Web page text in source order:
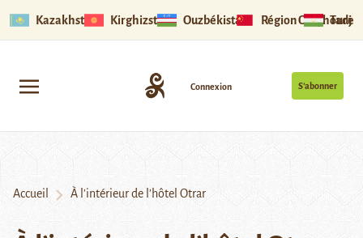
Kazakhstan Kirghizstan Ouzbékistan Région Ouïghoure
S’abonner
Connexion
Accueil À l’intérieur de l’hôtel Otrar